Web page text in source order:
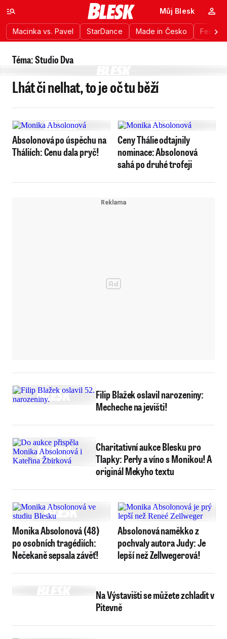
Macinka vs. Pavel StarDance Made in Česko
Můj Blesk
Téma: Studio Dva
Lhát či nelhat, to je oč tu běží
Absolonová po úspěchu na
Tháliích: Cenu dala pryč!
Ceny Thálie odtajnily
nominace: Absolonová
sahá po druhé trofeji
Filip Blažek oslavil narozeniny:
Mecheche na jevišti!
Charitativní aukce Blesku pro
Tlapky: Perly a víno s Monikou! A
originál Mekyho textu
Monika Absolonová (48)
po osobních tragédiích:
Nečekaně sepsala závěť!
Absolonová naměkko z
pochvaly autora Judy: Je
lepší než Zellwegerová!
Na Výstavišti se můžete zchladit v
Pitevně